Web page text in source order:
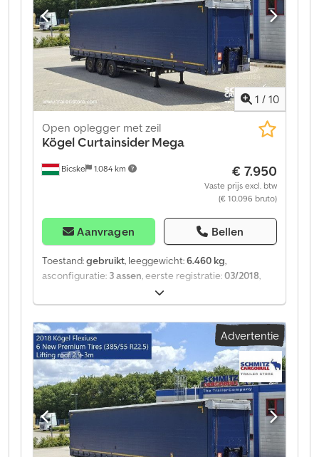
1 / 10
Bicske 1.084 km
Open oplegger met zeil
KögelCurtainsider Mega
€ 7.950
Vaste prijs excl. btw
(€ 10.096 bruto)
Aanvragen Bellen
Toestand:gebruikt, leeggewicht:6.460 kg,
asconfiguratie: 3 assen , eerste registratie:03/2018
, soort overbrenging:
Ledig gewicht: 6460 kg. Bekijk een overzicht van alle
beschikbare voertuigen op onze website. Financiering
nodig? Wij bieden individuele
financieringsoplossingen, full-service contracten en
telematicadiensten. Wij adviseren u graag persoonlijk.
Dedeztg Ekopfx Am Heck
Advertentie